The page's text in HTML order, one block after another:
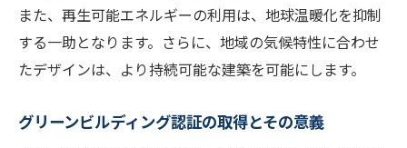
また、再生可能エネルギーの利用は、地球温暖化を抑制
する一助となります。さらに、地域の気候特性に合わせ
たデザインは、より持続可能な建築を可能にします。
グリーンビルディング認証の取得とその意義